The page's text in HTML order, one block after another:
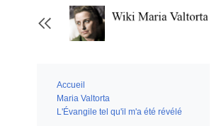
contenu
Afficher / masquer la barre latérale
Accueil
Maria Valtorta
L'Évangile tel qu'il m'a été révélé